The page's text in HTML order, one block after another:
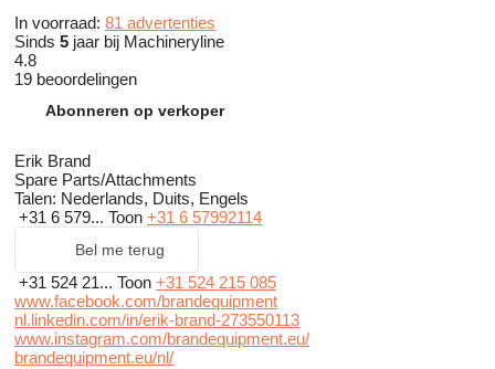
In voorraad: 81 advertenties
Sinds 5 jaar bij Machineryline
4.8
19 beoordelingen
Abonneren op verkoper
Erik Brand
Spare Parts/Attachments
Talen: Nederlands, Duits, Engels
+31 6 579... Toon +31 6 57992114
Bel me terug
+31 524 21... Toon +31 524 215 085
www.facebook.com/brandequipment
nl.linkedin.com/in/erik-brand-273550113
www.instagram.com/brandequipment.eu/
brandequipment.eu/nl/